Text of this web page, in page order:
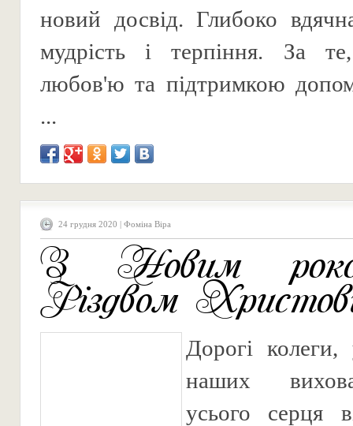
новий досвід. Глибоко
мудрість і терпіння. За
любов'ю та підтримкою
...
24 грудня 2020 | Фоміна Віра
З Новим
Різдвом
Дорогі колеги,
наших
усього серця